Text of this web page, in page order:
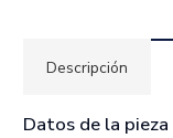
Descripción
Datos de la pieza